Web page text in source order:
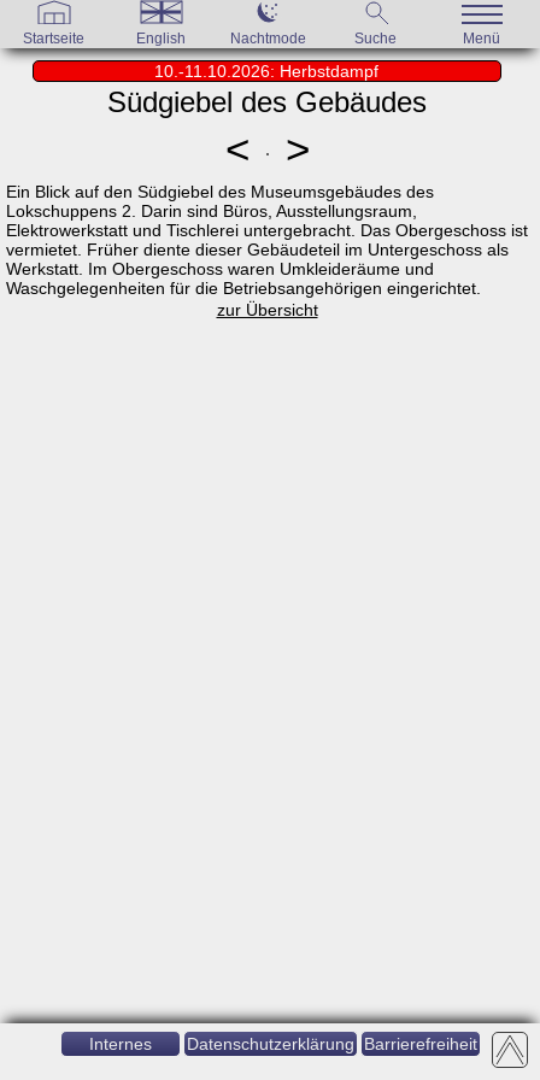
Startseite English Nachtmode Suche Menü
10.-11.10.2026: Herbstdampf
Südgiebel des Gebäudes
< >
Ein Blick auf den Südgiebel des Museumsgebäudes des
Lokschuppens 2. Darin sind Büros, Ausstellungsraum,
Elektrowerkstatt und Tischlerei untergebracht. Das Obergeschoss ist
vermietet. Früher diente dieser Gebäudeteil im Untergeschoss als
Werkstatt. Im Obergeschoss waren Umkleideräume und
Waschgelegenheiten für die Betriebsangehörigen eingerichtet.
zur Übersicht
Internes Datenschutzerklärung Barrierefreiheit